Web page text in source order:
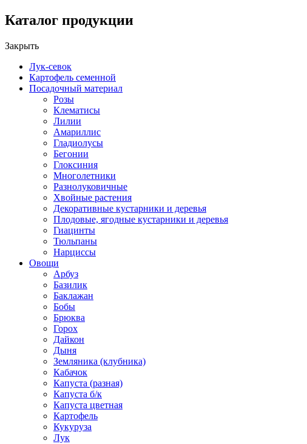
Каталог продукции
Закрыть
Лук-севок
Картофель семенной
Посадочный материал
Розы
Клематисы
Лилии
Амариллис
Гладиолусы
Бегонии
Глоксиния
Многолетники
Разнолуковичные
Хвойные растения
Декоративные кустарники и деревья
Плодовые, ягодные кустарники и деревья
Гиацинты
Тюльпаны
Нарциссы
Овощи
Арбуз
Базилик
Баклажан
Бобы
Брюква
Горох
Дайкон
Дыня
Земляника (клубника)
Кабачок
Капуста (разная)
Капуста б/к
Капуста цветная
Картофель
Кукуруза
Лук